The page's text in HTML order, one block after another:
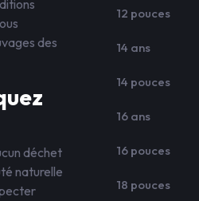
des
déchet
naturelle
12 pouces
14 ans
14 pouces
16 ans
16 pouces
18 pouces